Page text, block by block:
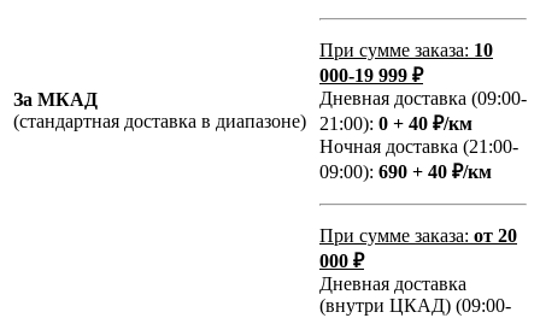
За МКАД
(стандартная доставка в диапазоне)
При сумме заказа: 10
000-19 999 ₽
Дневная доставка (09:00-
21:00): 0 + 40 ₽/км
Ночная доставка (21:00-
09:00): 690 + 40 ₽/км
При сумме заказа: от 20
000 ₽
Дневная доставка
(внутри ЦКАД) (09:00-